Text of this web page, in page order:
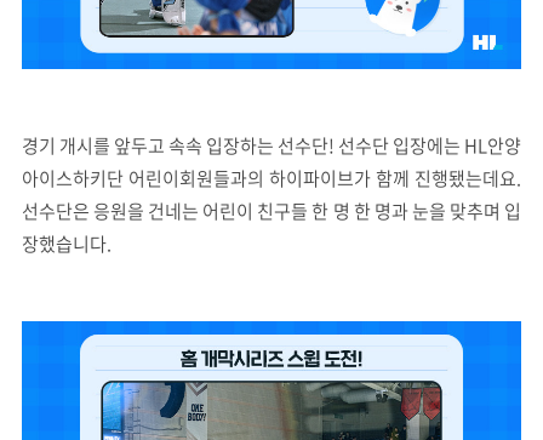
경기 개시를 앞두고 속속 입장하는 선수단! 선수단 입장에는 HL안양
아이스하키단 어린이회원들과의 하이파이브가 함께 진행됐는데요.
선수단은 응원을 건네는 어린이 친구들 한 명 한 명과 눈을 맞추며 입
장했습니다.